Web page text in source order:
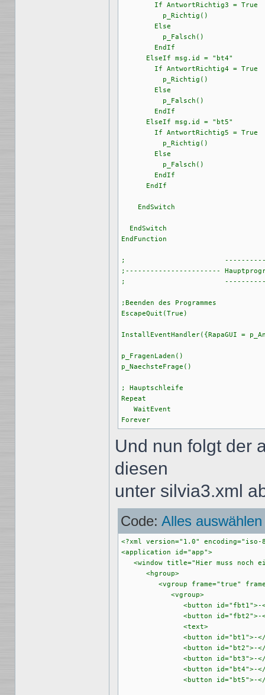
        If AntwortRichtig3 = True
          p_Richtig()
        Else
          p_Falsch()
        EndIf
      ElseIf msg.id = "bt4"
        If AntwortRichtig4 = True
          p_Richtig()
        Else
          p_Falsch()
        EndIf
      ElseIf msg.id = "bt5"
        If AntwortRichtig5 = True
          p_Richtig()
        Else
          p_Falsch()
        EndIf
      EndIf
    EndSwitch
  EndSwitch
EndFunction
;
;-----------------------
;
;Beenden des Programmes
EscapeQuit(True)
InstallEventHandler({RapaGUI =
p_FragenLaden()
p_NaechsteFrage()
; Hauptschleife
Repeat
   WaitEvent
Und nun folgt der
diesen
unter silvia3.xml
Code: Alles auswählen
<?xml version="1.0" encoding="iso-
<application id="app">
<window title="Hier muss noch
      <hgroup>
<vgroup frame="true"
            <vgroup>
<button id="fbt1">-
<button id="fbt2">-
<text>
<button id="bt1">-
<button id="bt2">-
<button id="bt3">-
<button id="bt4">-
<button id="bt5">-